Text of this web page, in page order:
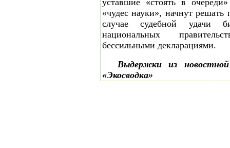
уставшие «стоять в
«чудес науки», начнут
случае судебной удачи
национальных
бессильными декларациями.
Выдержки из
«Экосводка»